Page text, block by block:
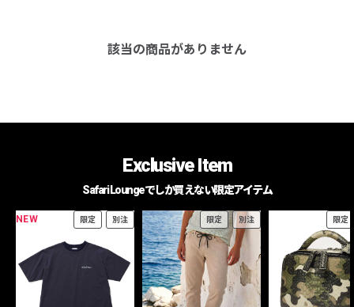
該当の商品がありません
Exclusive Item
Safari Loungeでしか買えない限定アイテム
NEW 限定 別注 限定 別注 限定